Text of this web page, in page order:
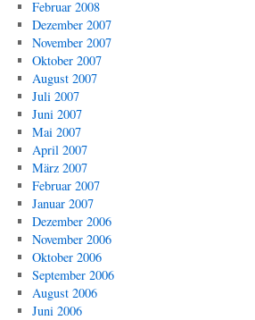
Februar 2008
Dezember 2007
November 2007
Oktober 2007
August 2007
Juli 2007
Juni 2007
Mai 2007
April 2007
März 2007
Februar 2007
Januar 2007
Dezember 2006
November 2006
Oktober 2006
September 2006
August 2006
Juni 2006